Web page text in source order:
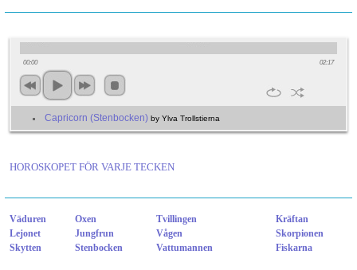
00:00 02:17
Capricorn (Stenbocken) by Ylva Trollstierna
HOROSKOPET FÖR VARJE TECKEN
Väduren Oxen Tvillingen
Kräftan
Lejonet
Jungfrun Vågen
Skorpionen
Skytten
Stenbocken Vattumannen Fiskarna